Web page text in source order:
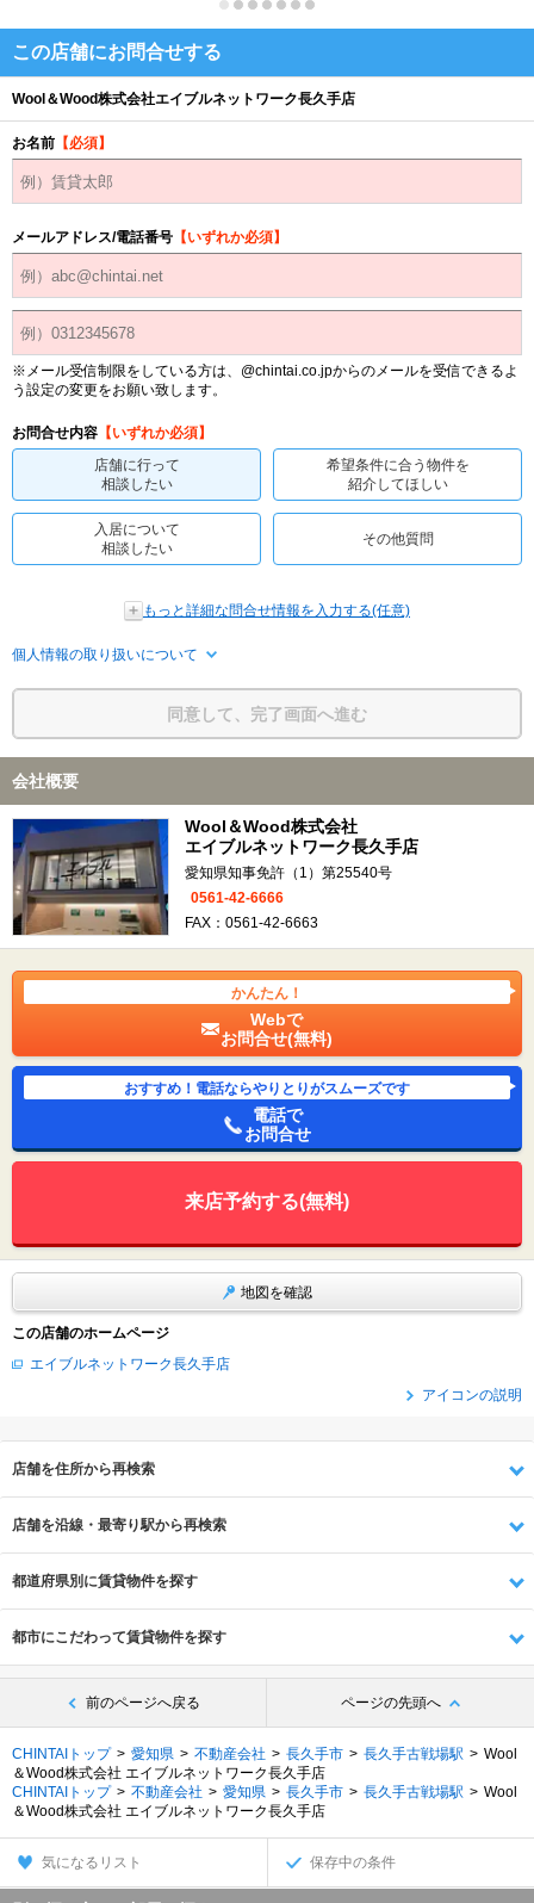
この店舗にお問合せする
Wool＆Wood株式会社エイブルネットワーク長久手店
お名前 【必須】
メールアドレス/電話番号 【いずれか必須】
※メール受信制限をしている方は、@chintai.co.jpからのメールを受信できるよ
う設定の変更をお願い致します。
お問合せ内容 【いずれか必須】
店舗に行って
相談したい
希望条件に合う物件を
紹介してほしい
入居について
相談したい
その他質問
もっと詳細な問合せ情報を入力する(任意)
個人情報の取り扱いについて
同意して、完了画面へ進む
会社概要
Wool＆Wood株式会社
エイブルネットワーク長久手店
愛知県知事免許（1）第25540号
0561-42-6666
FAX：0561-42-6663
かんたん！
Webで
お問合せ(無料)
おすすめ！電話ならやりとりがスムーズです
電話で
お問合せ
来店予約する(無料)
地図を確認
この店舗のホームページ
エイブルネットワーク長久手店
アイコンの説明
店舗を住所から再検索
店舗を沿線・最寄り駅から再検索
都道府県別に賃貸物件を探す
都市にこだわって賃貸物件を探す
前のページへ戻る ページの先頭へ
CHINTAIトップ 愛知県 不動産会社 長久手市 長久手古戦場駅
Wool
＆Wood株式会社 エイブルネットワーク長久手店
CHINTAIトップ
不動産会社 愛知県 長久手市 長久手古戦場駅
Wool
＆Wood株式会社 エイブルネットワーク長久手店
気になるリスト 保存中の条件